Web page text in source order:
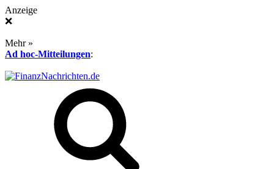
Anzeige
❌
Mehr »
Ad hoc-Mitteilungen: